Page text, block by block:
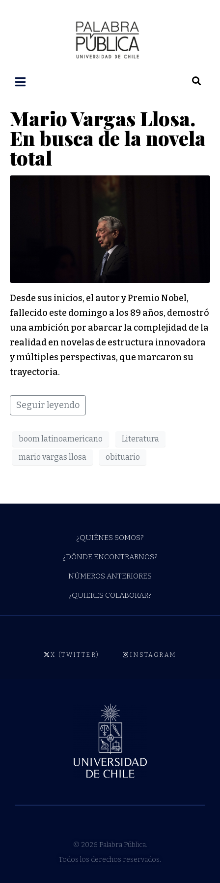
Mario Vargas Llosa.
En busca de la novela
total
Desde sus inicios, el autor y Premio Nobel,
fallecido este domingo a los 89 años, demostró
una ambición por abarcar la complejidad de la
realidad en novelas de estructura innovadora
y múltiples perspectivas, que marcaron su
trayectoria.
Seguir leyendo
boom latinoamericano
Literatura
mario vargas llosa
obituario
¿QUIÉNES SOMOS?
¿DÓNDE ENCONTRARNOS?
NÚMEROS ANTERIORES
¿QUIERES COLABORAR?
X (TWITTER) INSTAGRAM
© 2026 Palabra Pública.
Todos los derechos reservados.